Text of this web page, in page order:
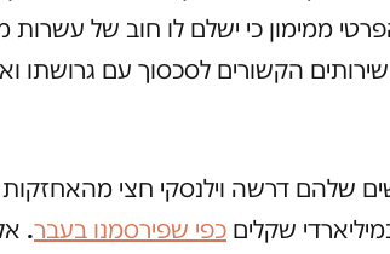
ממימון כי ישלם לו חוב של עשרות
הקשורים לסכסוך עם גרושתו
שלהם דרשה וילנסקי חצי מהאחזקות
שקלים כפי שפירסמנו בעבר.